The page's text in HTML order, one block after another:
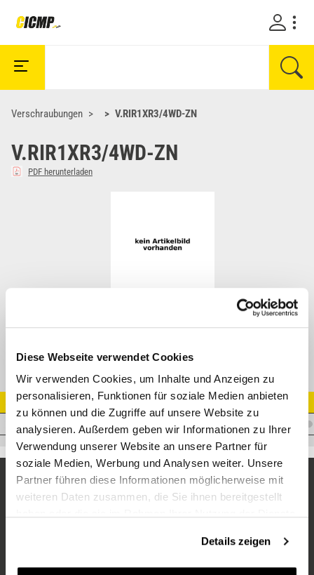
Diese Webseite verwendet Cookies
Wir verwenden Cookies, um Inhalte und Anzeigen zu
personalisieren, Funktionen für soziale Medien anbieten
zu können und die Zugriffe auf unsere Website zu
analysieren. Außerdem geben wir Informationen zu Ihrer
Verwendung unserer Website an unsere Partner für
soziale Medien, Werbung und Analysen weiter. Unsere
Partner führen diese Informationen möglicherweise mit
weiteren Daten zusammen, die Sie ihnen bereitgestellt
Details zeigen
Verschraubungen V.RIR1XR3/4WD-ZN
V.RIR1XR3/4WD-ZN
PDF herunterladen
Artikel Nr.
V.RIR1XR3/4WD-ZN